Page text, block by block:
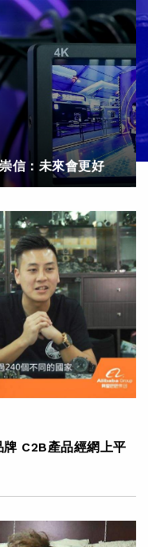
信：未來會更好
牌 C2B產品經網上平